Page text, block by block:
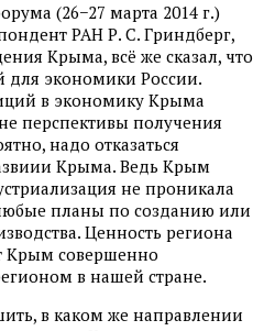
(26−27 марта 2014 г.)
РАН Р. С. Гриндберг,
Крыма, всё же сказал, что
для экономики России.
в экономику Крыма
перспективы получения
надо отказаться
Крыма. Ведь Крым
не проникала
планы по созданию или
Ценность региона
Крым совершенно
в нашей стране.
в каком же направлении